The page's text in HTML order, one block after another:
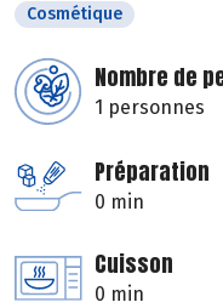
Cosmétique
Nombre de
1 personnes
Préparation
0 min
Cuisson
0 min